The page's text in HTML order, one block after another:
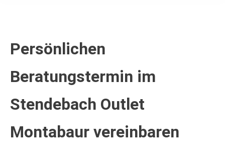
Persönlichen
Beratungstermin im
Stendebach Outlet
Montabaur vereinbaren